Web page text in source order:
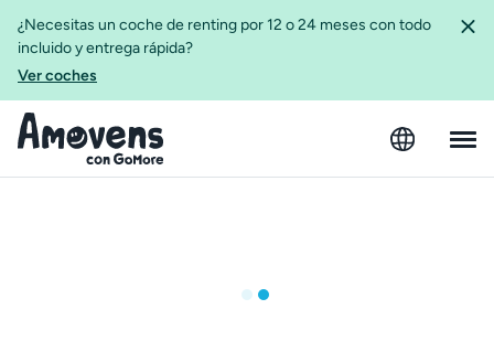
¿Necesitas un coche de renting por 12 o 24 meses con todo
incluido y entrega rápida?
Ver coches